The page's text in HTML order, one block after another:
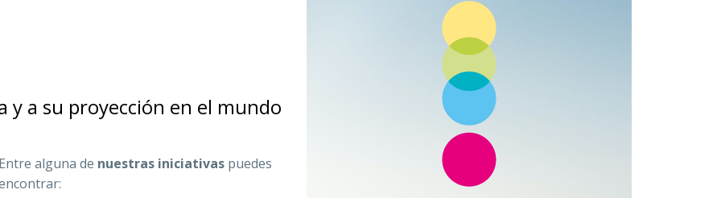
y a su proyección en el mundo
alguna de nuestras iniciativaspuedes